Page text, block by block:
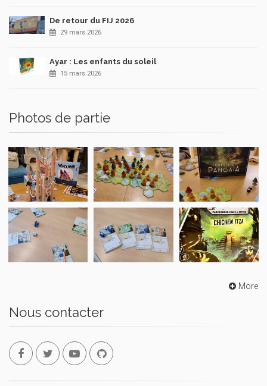
De retour du FIJ 2026
29 mars 2026
Ayar : Les enfants du soleil
15 mars 2026
Photos de partie
More
Nous contacter